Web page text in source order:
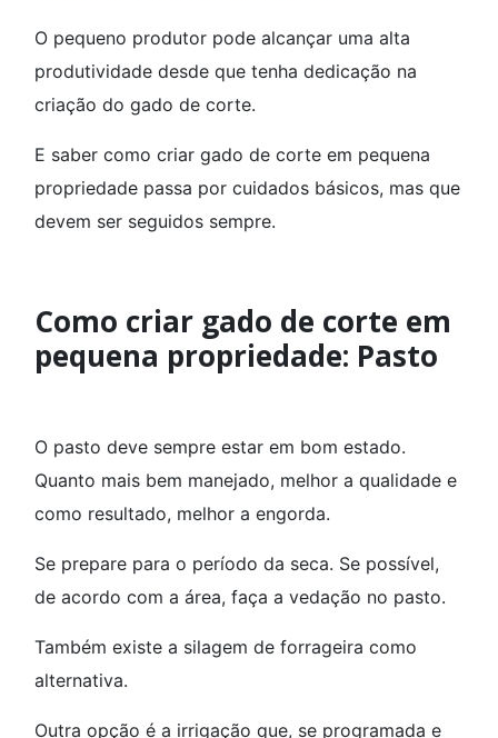
O pequeno produtor pode alcançar uma alta
produtividade desde que tenha dedicação na
criação do gado de corte.
E saber como criar gado de corte em pequena
propriedade passa por cuidados básicos, mas que
devem ser seguidos sempre.
Como criar gado de corte em
pequena propriedade: Pasto
O pasto deve sempre estar em bom estado.
Quanto mais bem manejado, melhor a qualidade e
como resultado, melhor a engorda.
Se prepare para o período da seca. Se possível,
de acordo com a área, faça a vedação no pasto.
Também existe a silagem de forrageira como
alternativa.
Outra opção é a irrigação que, se programada e